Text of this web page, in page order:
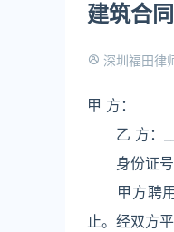
建筑合
深圳福田律
甲 方：
乙 方：
身份证号：
甲方聘用乙
止。经双方